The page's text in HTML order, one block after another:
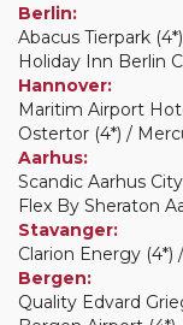
Berlin:
Abacus Tierpark
Holiday Inn Berlin
Hannover:
Maritim Airport
Ostertor (4*) /
Aarhus:
Scandic Aarhus
Flex By Sheraton
Stavanger:
Clarion Energy
Bergen:
Quality Edvard